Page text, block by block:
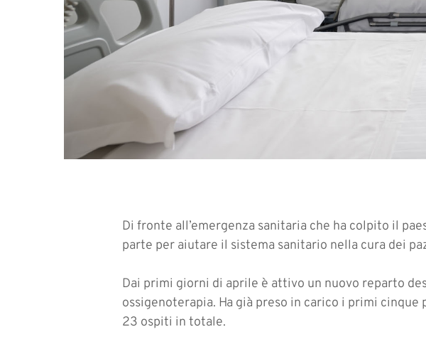
Di fronte all’emergenza sanitaria che ha colpito il
parte per aiutare il sistema sanitario nella cura dei
Dai primi giorni di aprile è attivo un nuovo reparto
ossigenoterapia. Ha già preso in carico i primi
23 ospiti in totale.